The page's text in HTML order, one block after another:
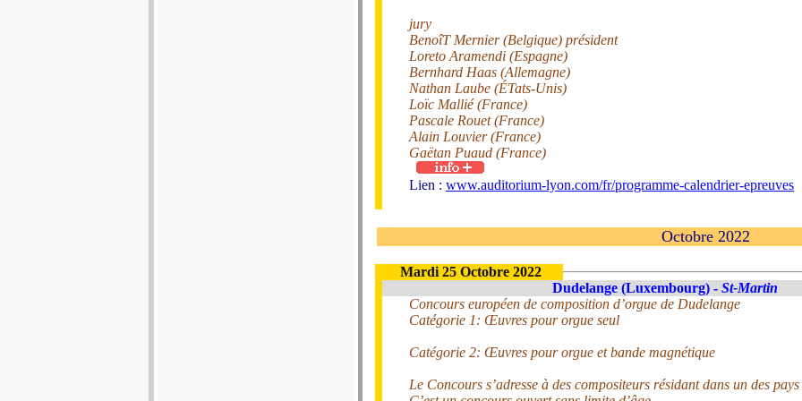
jury
BenoîT Mernier (Belgique) président
Loreto Aramendi (Espagne)
Bernhard Haas (Allemagne)
Nathan Laube (ÉTats-Unis)
Loïc Mallié (France)
Pascale Rouet (France)
Alain Louvier (France)
Gaëtan Puaud (France)
Lien : www.auditorium-lyon.com/fr/programme-calendrier-epreuves
Octobre 2022
Mardi 25 Octobre 2022
Dudelange (Luxembourg) - St-Martin
Concours européen de composition d’orgue de Dudelange
Catégorie 1: Œuvres pour orgue seul
Catégorie 2: Œuvres pour orgue et bande magnétique
Le Concours s’adresse à des compositeurs résidant dans un des